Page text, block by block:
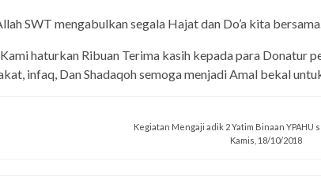
SWT mengabulkan segala Hajat dan Do’a kita
haturkan Ribuan Terima kasih kepada para Donatur
infaq, Dan Shadaqoh semoga menjadi Amal bekal
Kegiatan Mengaji adik 2 Yatim Binaan YPAHU
Kamis, 18/10/2018